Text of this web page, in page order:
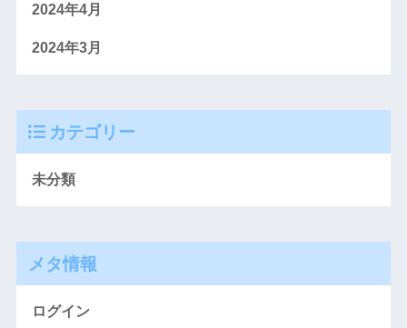
2024年4月
2024年3月
カテゴリー
未分類
メタ情報
ログイン